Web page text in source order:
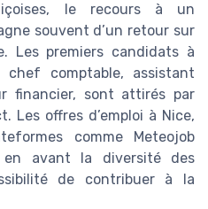
le recours à un
souvent d’un retour sur
Les premiers candidats à
chef comptable, assistant
financier, sont attirés par
Les offres d’emploi à Nice,
comme Meteojob
en avant la diversité des
de contribuer à la